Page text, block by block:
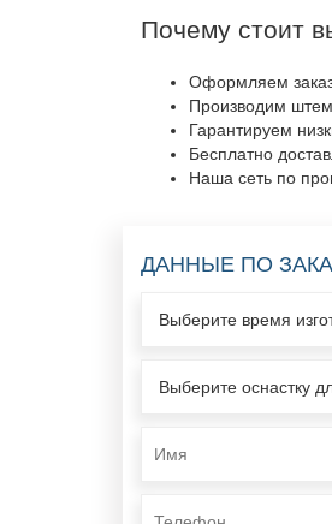
Почему стоит
Оформляем
Производим
Гарантируем
Бесплатно
Наша сеть по
ДАННЫЕ ПО